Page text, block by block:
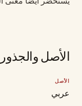
الأصل والجذور
الأصل
عربي